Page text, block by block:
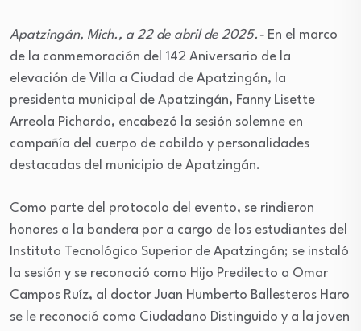
Apatzingán, Mich., a 22 de abril de 2025.- En el marco
de la conmemoración del 142 Aniversario de la
elevación de Villa a Ciudad de Apatzingán, la
presidenta municipal de Apatzingán, Fanny Lisette
Arreola Pichardo, encabezó la sesión solemne en
compañía del cuerpo de cabildo y personalidades
destacadas del municipio de Apatzingán.
Como parte del protocolo del evento, se rindieron
honores a la bandera por a cargo de los estudiantes del
Instituto Tecnológico Superior de Apatzingán; se instaló
la sesión y se reconoció como Hijo Predilecto a Omar
Campos Ruíz, al doctor Juan Humberto Ballesteros Haro
se le reconoció como Ciudadano Distinguido y a la joven